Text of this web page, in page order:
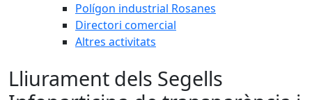
Polígon industrial Rosanes
Directori comercial
Altres activitats
Lliurament dels Segells